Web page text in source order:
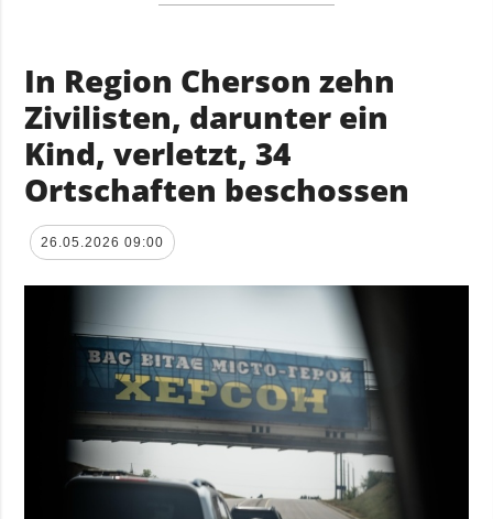
In Region Cherson zehn
Zivilisten, darunter ein
Kind, verletzt, 34
Ortschaften beschossen
26.05.2026 09:00